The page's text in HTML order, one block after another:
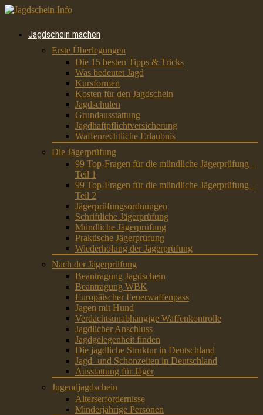
Jagdschein machen
Erste Überlegungen
Die 15 besten Tipps & Tricks
Was bedeutet Jagd
Kursformen
Kosten für den Jagdschein
Jagdschulen
Grundausstattung
Jagdhaftpflichtversicherung
Waffenrechtliche Erlaubnis
Die Jägerprüfung
99 Top-Fragen für die mündliche Jägerprüfung –
Teil 1
99 Top-Fragen für die mündliche Jägerprüfung –
Teil 2
Jägerprüfungsordnungen
Schriftliche Jägerprüfung
Mündliche Jägerprüfung
Praktische Jägerprüfung
Wiederholung der Jägerprüfung
Nach der Jägerprüfung
Beantragung Jagdschein
Beantragung WBK
Europäischer Feuerwaffenpass
Jagen mit Hund
Verdachtsunabhängige Waffenkontrolle
Jagdlicher Anschluss
Jagdgelegenheit finden
Die jagdliche Struktur in Deutschland
Jagd- und Schonzeiten in Deutschland
Ausstattung für Jäger
Jugendjagdschein
Alterserfordernisse
Minderjährige Personen